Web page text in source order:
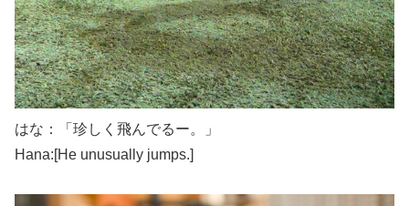
はな：「珍しく飛んでるー。」
Hana:[He unusually jumps.]